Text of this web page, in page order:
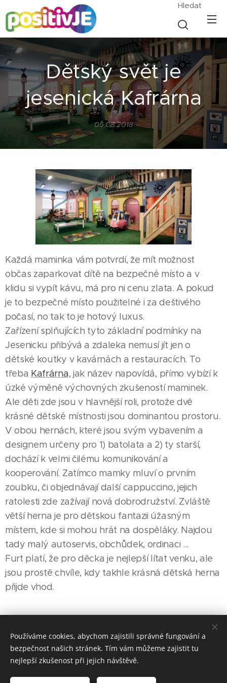
Hledat
Dětský svět je
jesenická Kafrárna
05.08.2018
Každá maminka vám potvrdí, že mít možnost
občas zaparkovat dítě na bezpečné místo a v
klidu si vypít kávu, má pro ni cenu zlata. A pokud
je to bezpečné místo použitelné i za deštivého
počasí, no tak to je hotový luxus.
Zařízení splňujících tyto základní podmínky na
Jesenicku přibývá a zdaleka nemusí jít jen o
dětské koutky v kavárnách a restauracích. To
třeba Kafrárna, jak název napovídá, přímo vybízí k
úzké výměně výchovných zkušeností maminek.
Ale děti zde jsou v hlavnější roli, protože dvě
krásné dětské místnosti jsou dominantou prostoru.
V obou hernách, které jsou svým vybavením a
designem určeny pro 1) batolata a 2) ty starší,
dochází k velmi čilému komunikování a
kooperování. Zatímco mamky mluví o prvním
zoubku, či objednávají další cappuccino, jejich
ratolesti zde zažívají nová dobrodružství. Zvláště
větší herna je pro dětskou fantazii úžasným
místem, kde si mohou hrát na dospěláky. Najdou
tady malý autoservis, obchůdek, ordinaci ...
Furt platí, že pro děcka je nejlepší lítat venku, ale
jsou prostě chvíle, kdy takhle krásná dětská herna
přijde vhod.
Made in Jesenicko © 2026 positivJE. Všechna práva vyhrazena.
Používáme cookies, abychom zajistili správné fungování a
bezpečnost našich stránek. Tím vám můžeme zajistit tu
nejlepší zkušenost při jejich návštěvě.